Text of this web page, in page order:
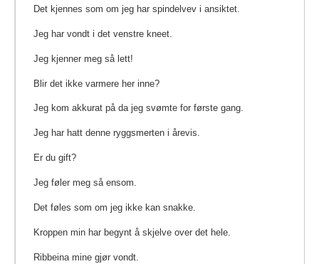
Det kjennes som om jeg har spindelvev i ansiktet.
Jeg har vondt i det venstre kneet.
Jeg kjenner meg så lett!
Blir det ikke varmere her inne?
Jeg kom akkurat på da jeg svømte for første gang.
Jeg har hatt denne ryggsmerten i årevis.
Er du gift?
Jeg føler meg så ensom.
Det føles som om jeg ikke kan snakke.
Kroppen min har begynt å skjelve over det hele.
Ribbeina mine gjør vondt.